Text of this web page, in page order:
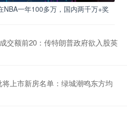
NBA一年100多万，国内两千万+奖
交额前20：传特朗普政府欲入股英
上市新房名单：绿城潮鸣东方均